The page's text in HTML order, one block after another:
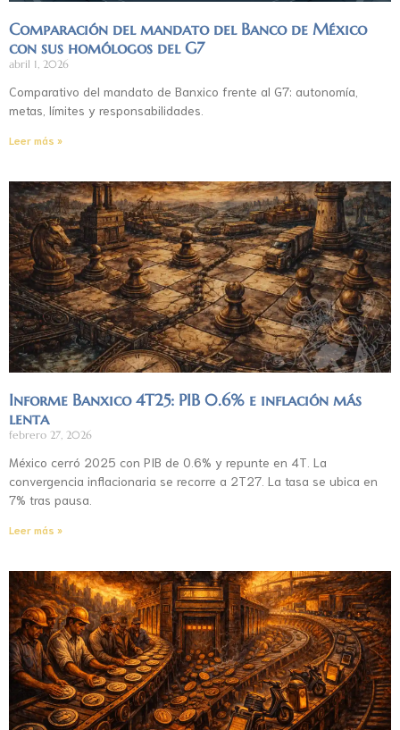
Comparación del mandato del Banco de México
con sus homólogos del G7
abril 1, 2026
Comparativo del mandato de Banxico frente al G7: autonomía,
metas, límites y responsabilidades.
Leer más »
Informe Banxico 4T25: PIB 0.6% e inflación más
lenta
febrero 27, 2026
México cerró 2025 con PIB de 0.6% y repunte en 4T. La
convergencia inflacionaria se recorre a 2T27. La tasa se ubica en
7% tras pausa.
Leer más »